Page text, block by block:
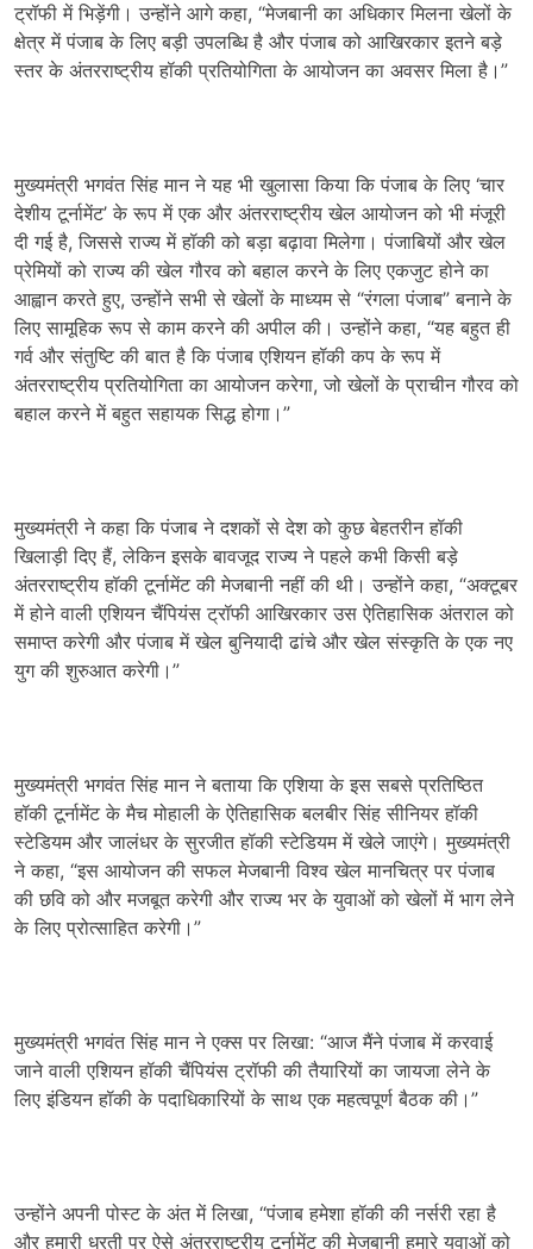
ट्रॉफी में भिड़ेंगी। उन्होंने आगे कहा, “मेजबानी का अधिकार मिलना खेलों के
क्षेत्र में पंजाब के लिए बड़ी उपलब्धि है और पंजाब को आखिरकार इतने बड़े
स्तर के अंतरराष्ट्रीय हॉकी प्रतियोगिता के आयोजन का अवसर मिला है।”
मुख्यमंत्री भगवंत सिंह मान ने यह भी खुलासा किया कि पंजाब के लिए ‘चार
देशीय टूर्नामेंट’ के रूप में एक और अंतरराष्ट्रीय खेल आयोजन को भी मंजूरी
दी गई है, जिससे राज्य में हॉकी को बड़ा बढ़ावा मिलेगा। पंजाबियों और खेल
प्रेमियों को राज्य की खेल गौरव को बहाल करने के लिए एकजुट होने का
आह्वान करते हुए, उन्होंने सभी से खेलों के माध्यम से “रंगला पंजाब” बनाने के
लिए सामूहिक रूप से काम करने की अपील की। उन्होंने कहा, “यह बहुत ही
गर्व और संतुष्टि की बात है कि पंजाब एशियन हॉकी कप के रूप में
अंतरराष्ट्रीय प्रतियोगिता का आयोजन करेगा, जो खेलों के प्राचीन गौरव को
बहाल करने में बहुत सहायक सिद्ध होगा।”
मुख्यमंत्री ने कहा कि पंजाब ने दशकों से देश को कुछ बेहतरीन हॉकी
खिलाड़ी दिए हैं, लेकिन इसके बावजूद राज्य ने पहले कभी किसी बड़े
अंतरराष्ट्रीय हॉकी टूर्नामेंट की मेजबानी नहीं की थी। उन्होंने कहा, “अक्टूबर
में होने वाली एशियन चैंपियंस ट्रॉफी आखिरकार उस ऐतिहासिक अंतराल को
समाप्त करेगी और पंजाब में खेल बुनियादी ढांचे और खेल संस्कृति के एक नए
युग की शुरुआत करेगी।”
मुख्यमंत्री भगवंत सिंह मान ने बताया कि एशिया के इस सबसे प्रतिष्ठित
हॉकी टूर्नामेंट के मैच मोहाली के ऐतिहासिक बलबीर सिंह सीनियर हॉकी
स्टेडियम और जालंधर के सुरजीत हॉकी स्टेडियम में खेले जाएंगे। मुख्यमंत्री
ने कहा, “इस आयोजन की सफल मेजबानी विश्व खेल मानचित्र पर पंजाब
की छवि को और मजबूत करेगी और राज्य भर के युवाओं को खेलों में भाग लेने
के लिए प्रोत्साहित करेगी।”
मुख्यमंत्री भगवंत सिंह मान ने एक्स पर लिखा: “आज मैंने पंजाब में करवाई
जाने वाली एशियन हॉकी चैंपियंस ट्रॉफी की तैयारियों का जायजा लेने के
लिए इंडियन हॉकी के पदाधिकारियों के साथ एक महत्वपूर्ण बैठक की।”
उन्होंने अपनी पोस्ट के अंत में लिखा, “पंजाब हमेशा हॉकी की नर्सरी रहा है
और हमारी धरती पर ऐसे अंतरराष्ट्रीय टूर्नामेंट की मेजबानी हमारे युवाओं को